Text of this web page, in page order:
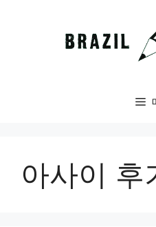
아사이 후